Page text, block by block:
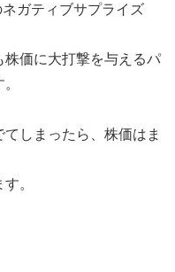
ガティブサプライズ
株価に大打撃を与えるパ
しまったら、株価はま
。